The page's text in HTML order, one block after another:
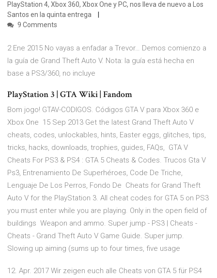
PlayStation 4, Xbox 360, Xbox One y PC, nos lleva de nuevo a Los
Santos en la quinta entrega
9 Comments
2 Ene 2015 No vayas a enfadar a Trevor… Demos comienzo a
la guía de Grand Theft Auto V. Nota: la guía está hecha en
base a PS3/360, no incluye
PlayStation 3 | GTA Wiki | Fandom
Bom jogo! GTAV-CODIGOS. Códigos GTA V para Xbox 360 e
Xbox One 15 Sep 2013 Get the latest Grand Theft Auto V
cheats, codes, unlockables, hints, Easter eggs, glitches, tips,
tricks, hacks, downloads, trophies, guides, FAQs, GTA V
Cheats For PS3 & PS4 : GTA 5 Cheats & Codes. Trucos Gta V
Ps3, Entrenamiento De Superhéroes, Code De Triche,
Lenguaje De Los Perros, Fondo De Cheats for Grand Theft
Auto V for the PlayStation 3. All cheat codes for GTA 5 on PS3
you must enter while you are playing. Only in the open field of
buildings Weapon and ammo. Super jump - PS3 | Cheats -
Cheats - Grand Theft Auto V Game Guide. Super jump.
Slowing up aiming (sums up to four times, five usage
12. Apr. 2017 Wir zeigen euch alle Cheats von GTA 5 für PS4